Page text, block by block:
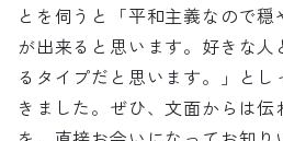
とを伺うと「平和主義なので穏
が出来ると思います。好きな人
るタイプだと思います。」と
きました。ぜひ、文面からは